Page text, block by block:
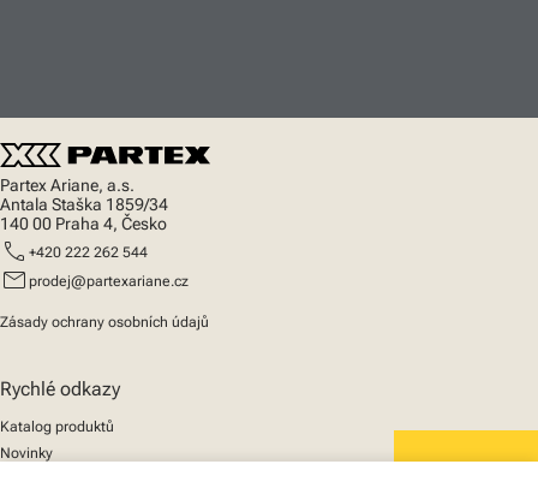
Partex Ariane, a.s.
Antala Staška 1859/34
140 00 Praha 4, Česko
call +420 222 262 544
mail prodej@partexariane.cz
Zásady ochrany osobních údajů
Rychlé odkazy
Katalog produktů
Novinky